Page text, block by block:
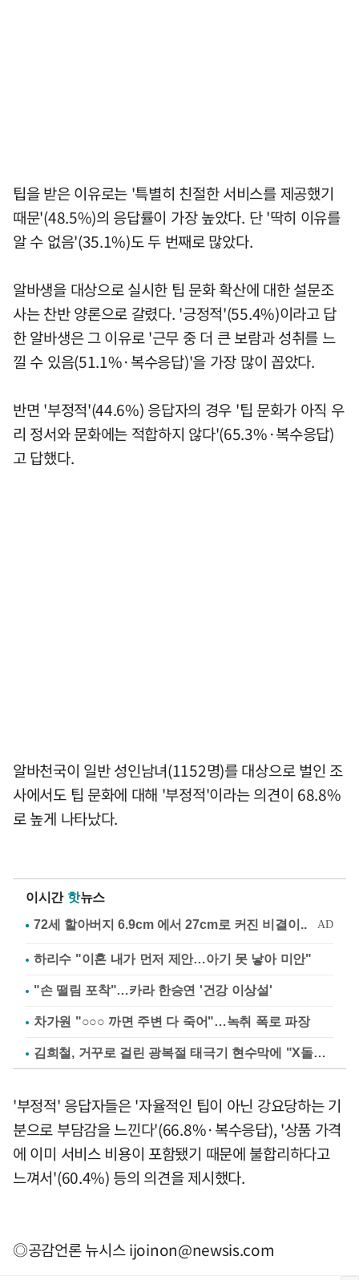
팁을 받은 이유로는 '특별히 친절한 서비스를 제공했기
때문'(48.5%)의 응답률이 가장 높았다. 단 '딱히 이유를
알 수 없음'(35.1%)도 두 번째로 많았다.
알바생을 대상으로 실시한 팁 문화 확산에 대한 설문조
사는 찬반 양론으로 갈렸다. '긍정적'(55.4%)이라고 답
한 알바생은 그 이유로 '근무 중 더 큰 보람과 성취를 느
낄 수 있음(51.1%·복수응답)'을 가장 많이 꼽았다.
반면 '부정적'(44.6%) 응답자의 경우 '팁 문화가 아직 우
리 정서와 문화에는 적합하지 않다'(65.3%·복수응답)
고 답했다.
알바천국이 일반 성인남녀(1152명)를 대상으로 벌인 조
사에서도 팁 문화에 대해 '부정적'이라는 의견이 68.8%
로 높게 나타났다.
이시간 핫뉴스
하리수 "이혼 내가 먼저 제안…아기 못 낳아 미안"
"손 떨림 포착"…카라 한승연 '건강 이상설'
차가원 "○○○ 까면 주변 다 죽어"…녹취 폭로 파장
김희철, 거꾸로 걸린 광복절 태극기 현수막에 "X돌았네"
'부정적' 응답자들은 '자율적인 팁이 아닌 강요당하는 기
분으로 부담감을 느낀다'(66.8%·복수응답), '상품 가격
에 이미 서비스 비용이 포함됐기 때문에 불합리하다고
느껴서'(60.4%) 등의 의견을 제시했다.
◎공감언론 뉴시스ijoinon@newsis.com